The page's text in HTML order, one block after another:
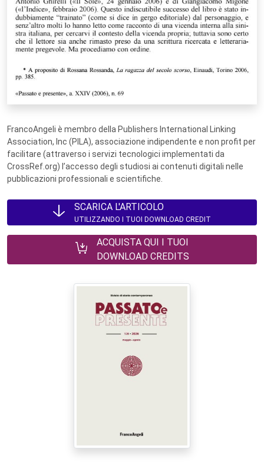
FrancoAngeli è membro della Publishers International Linking
Association, Inc (PILA), associazione indipendente e non profit per
facilitare (attraverso i servizi tecnologici implementati da
CrossRef.org) l’accesso degli studiosi ai contenuti digitali nelle
pubblicazioni professionali e scientifiche.
SCARICA L'ARTICOLO
UTILIZZANDO I TUOI DOWNLOAD CREDIT
ACQUISTA QUI I TUOI
DOWNLOAD CREDITS